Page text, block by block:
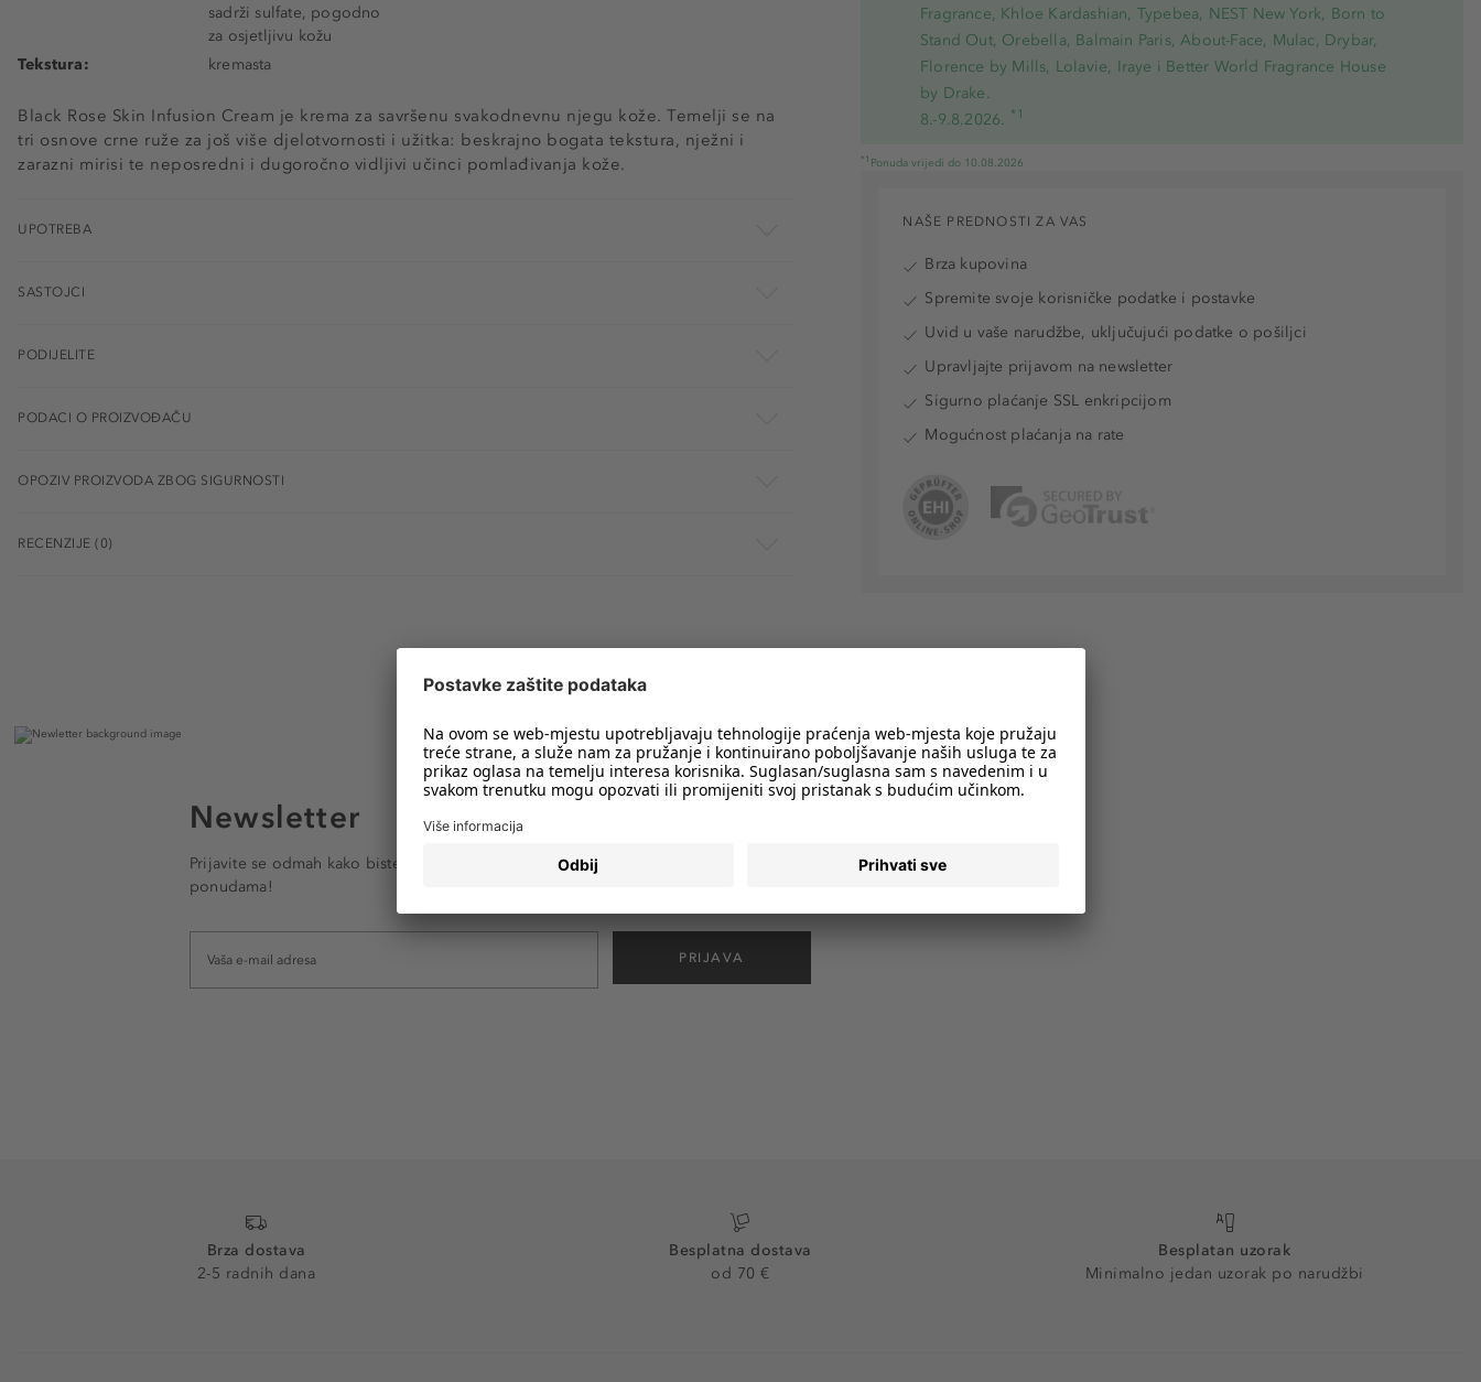
Fragrance, Khloe Kardashian, Typebea, NEST New York, Born to
Stand Out, Orebella, Balmain Paris, About-Face, Mulac, Drybar,
Florence by Mills, Lolavie, Iraye i Better World Fragrance House
by Drake.
8.-9.8.2026. *1
*1 Ponuda vrijedi do 10.08.2026
Black Rose Skin Infusion Cream je krema za savršenu svakodnevnu njegu kože. Temelji se na
tri osnove crne ruže za još više djelotvornosti i užitka: beskrajno bogata tekstura, nježni i
zarazni mirisi te neposredni i dugoročno vidljivi učinci pomlađivanja kože.
sadrži sulfate, pogodno
za osjetljivu kožu
Tekstura:
kremasta
UPOTREBA
SASTOJCI
PODIJELITE
PODACI O PROIZVOĐAČU
OPOZIV PROIZVODA ZBOG SIGURNOSTI
RECENZIJE (0)
NAŠE PREDNOSTI ZA VAS
Brza kupovina
Spremite svoje korisničke podatke i postavke
Uvid u vaše narudžbe, uključujući podatke o pošiljci
Upravljajte prijavom na newsletter
Sigurno plaćanje SSL enkripcijom
Mogućnost plaćanja na rate
Newsletter
Prijavite se odmah kako biste e-mailom primali obavijesti o svim trendovima i
ponudama!
PRIJAVA
Brza dostava
2-5 radnih dana
Besplatna dostava
od 70 €
Besplatan uzorak
Minimalno jedan uzorak po narudžbi